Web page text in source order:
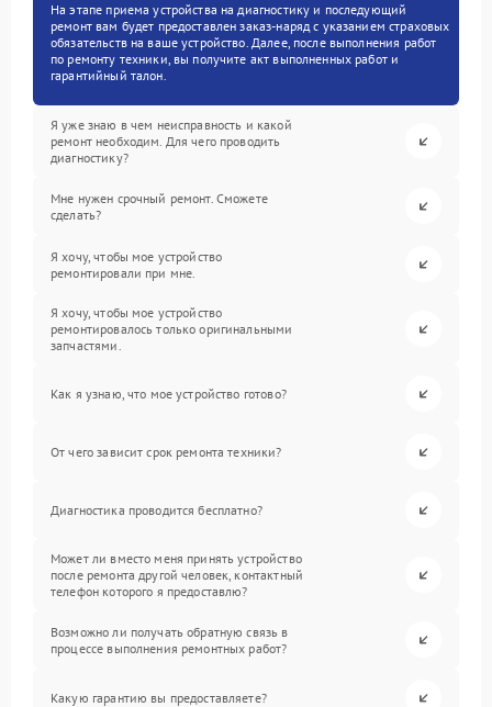
На этапе приема устройства на диагностику и последующий
ремонт вам будет предоставлен заказ-наряд с указанием страховых
обязательств на ваше устройство. Далее, после выполнения работ
по ремонту техники, вы получите акт выполненных работ и
гарантийный талон.
Я уже знаю в чем неисправность и какой
ремонт необходим. Для чего проводить
диагностику?
Мне нужен срочный ремонт. Сможете
сделать?
Я хочу, чтобы мое устройство
ремонтировали при мне.
Я хочу, чтобы мое устройство
ремонтировалось только оригинальными
запчастями.
Как я узнаю, что мое устройство готово?
От чего зависит срок ремонта техники?
Диагностика проводится бесплатно?
Может ли вместо меня принять устройство
после ремонта другой человек, контактный
телефон которого я предоставлю?
Возможно ли получать обратную связь в
процессе выполнения ремонтных работ?
Какую гарантию вы предоставляете?